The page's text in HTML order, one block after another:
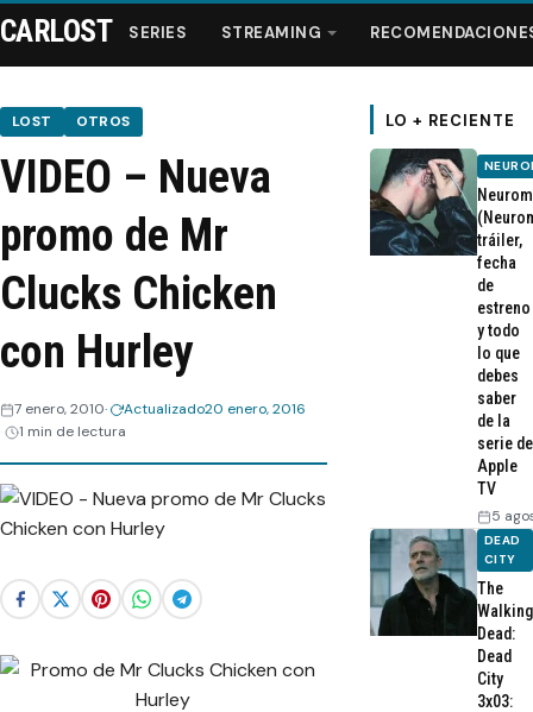
Series
Streaming
Recomendaciones
Webisodios
CARLOST SERIES STREAMING
LOST OTROS
VIDEO – Nueva
promo de Mr
Clucks Chicken
con Hurley
7 enero, 2010 Actualizado20 enero, 2016
1 min de lectura
LO + RECIENTE
tráiler,
fecha
de
estreno
y todo
lo que
debes
saber
de la
serie de
Apple
TV
5
DEAD
CITY
The
Walking
Dead:
Dead
City
3x03: